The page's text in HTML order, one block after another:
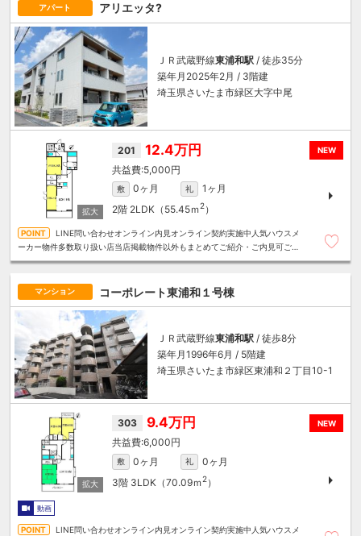
アパート アリエッタ?
ＪＲ武蔵野線東浦和駅 / 徒歩35分
築年月2025年2月 / 3階建
埼玉県さいたま市緑区大字中尾
NEW
201 12.4万円
5,000円
敷 0ヶ月 礼
1ヶ月
2階 2LDK（55.45ｍ 2）
LINE問い合わせオンライン内見オンライン契約実施中人気ハウスメ
ーカー物件多数取り扱い店当店掲載物件以外もまとめてご紹介・ご内見可ご予
マンション コーポレート東浦和１号棟
ＪＲ武蔵野線東浦和駅 / 徒歩8分
築年月1996年6月 / 5階建
埼玉県さいたま市緑区東浦和２丁目10-1
NEW
303 9.4万円
6,000円
敷 0ヶ月 礼
0ヶ月
3階 3LDK（70.09ｍ 2）
動画
LINE問い合わせオンライン内見オンライン契約実施中人気ハウスメ